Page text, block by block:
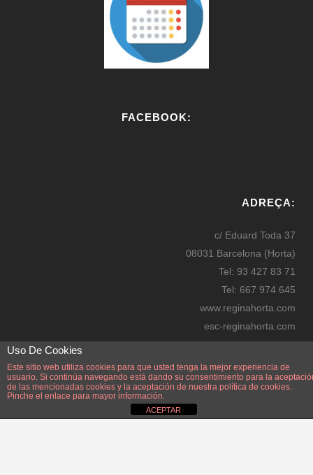
FACEBOOK:
ADREÇA:
c/ Eduard Toda 37
08031 Barcelona (Horta)
Tel: 93 427 83 71
Tel: 667 974 645
www.reginahorta.com
esc-reginahorta.com
secretaria@reginahorta.com
Mapa
Uso De Cookies
Este sitio web utiliza cookies para que usted tenga la mejor experiencia de
usuario. Si continúa navegando está dando su consentimiento para la
de las mencionadas cookies y la aceptación de nuestra política de cookies.
Pinche el enlace para mayor información.
ACEPTAR